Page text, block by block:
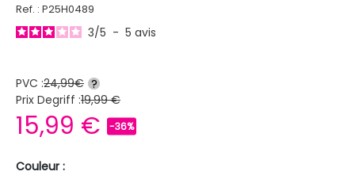
Ref. : P25H0489
3/5 - 5 avis
PVC :24,99€ ?
Prix Degriff :19,99 €
15,99 € -36%
Couleur :